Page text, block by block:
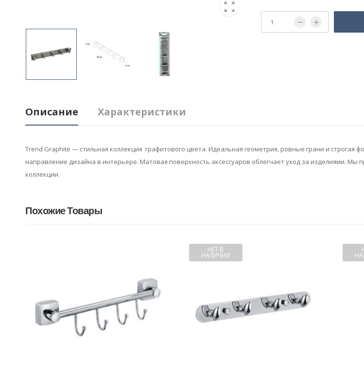
Описание Характеристики
Trend Graphite — стильная коллекция графитового цвета. Идеальная геометрия, ровные грани и строгая
направление дизайна в интерьере. Матовая поверхность аксессуаров облегчает уход за изделиями. Мы
коллекции.
Похожие Товары
НЕТ В
НАЛИЧИИ